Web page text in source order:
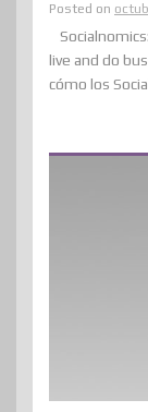
Posted on
live and do
cómo los